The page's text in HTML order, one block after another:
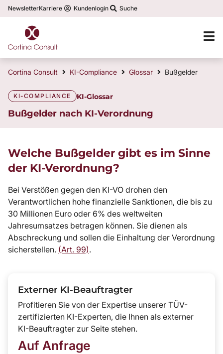
NewsletterKarriere Kundenlogin Suche
Cortina Consult KI-Compliance Glossar Bußgelder
KI-COMPLIANCE KI-Glossar
Bußgelder nach KI-Verordnung
Welche Bußgelder gibt es im Sinne
der KI-Verordnung?
Bei Verstößen gegen den KI-VO drohen den
Verantwortlichen hohe finanzielle Sanktionen, die bis zu
30 Millionen Euro oder 6% des weltweiten
Jahresumsatzes betragen können. Sie dienen als
Abschreckung und sollen die Einhaltung der Verordnung
sicherstellen. (Art. 99).
Externer KI-Beauftragter
Profitieren Sie von der Expertise unserer TÜV-
zertifizierten KI-Experten, die Ihnen als externer
KI-Beauftragter zur Seite stehen.
Auf Anfrage